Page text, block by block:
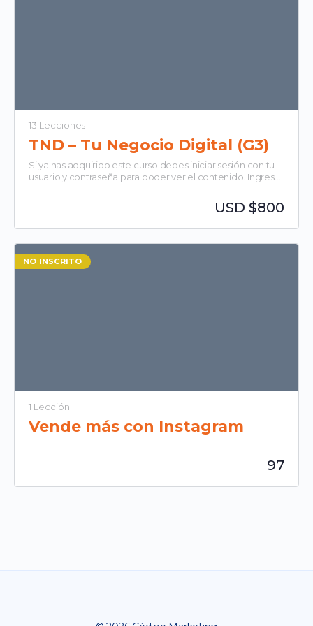
13 Lecciones
TND – Tu Negocio Digital (G3)
Si ya has adquirido este curso debes iniciar sesión con tu
usuario y contraseña para poder ver el contenido. Ingresar
USD $800
NO INSCRITO
1 Lección
Vende más con Instagram
97